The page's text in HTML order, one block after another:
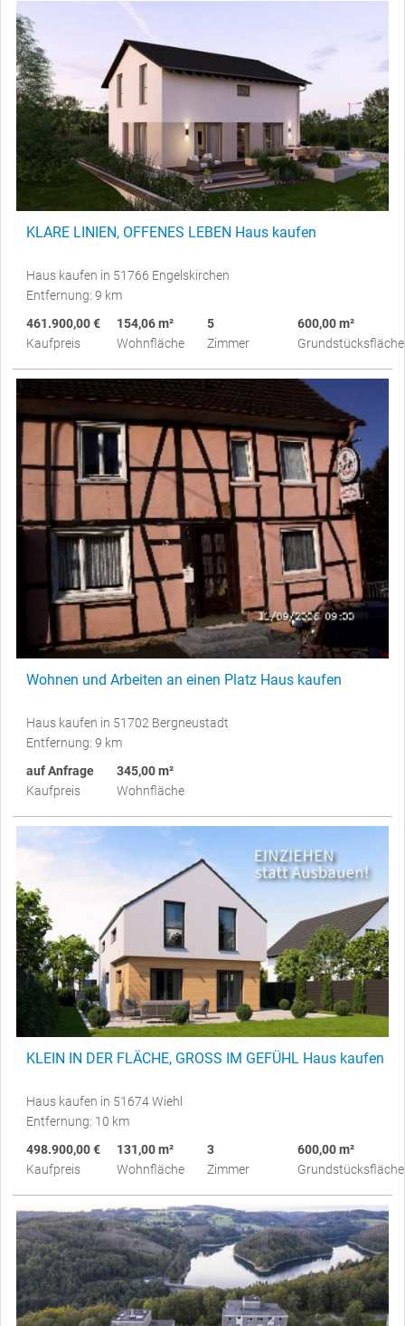
KLARE LINIEN, OFFENES LEBEN Haus kaufen
Haus kaufen in 51766 Engelskirchen
Entfernung: 9 km
461.900,00 €
Kaufpreis
154,06 m²
Wohnfläche
5
Zimmer
600,00 m²
Grundstücksfläche
Wohnen und Arbeiten an einen Platz Haus kaufen
Haus kaufen in 51702 Bergneustadt
Entfernung: 9 km
auf Anfrage
Kaufpreis
345,00 m²
Wohnfläche
KLEIN IN DER FLÄCHE, GROSS IM GEFÜHL Haus kaufen
Haus kaufen in 51674 Wiehl
Entfernung: 10 km
498.900,00 €
Kaufpreis
131,00 m²
Wohnfläche
3
Zimmer
600,00 m²
Grundstücksfläche